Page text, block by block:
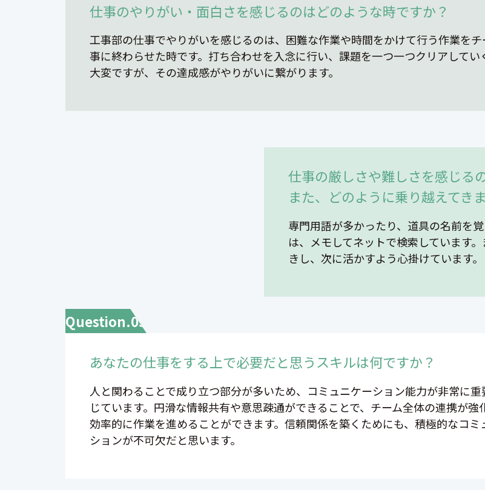
仕事のやりがい・面白さを感じるのはどのような時ですか？
工事部の仕事でやりがいを感じるのは、困難な作業や時間をかけて行う作業を
事に終わらせた時です。打ち合わせを入念に行い、課題を一つ一つクリアしてい
大変ですが、その達成感がやりがいに繋がります。
仕事の厳しさや難しさを感じる
また、どのように乗り越えてき
専門用語が多かったり、道具の名前を
は、メモしてネットで検索しています
きし、次に活かすよう心掛けています。
Question.05
あなたの仕事をする上で必要だと思うスキルは何ですか？
人と関わることで成り立つ部分が多いため、コミュニケーション能力が非常に
じています。円滑な情報共有や意思疎通ができることで、チーム全体の連携が強
効率的に作業を進めることができます。信頼関係を築くためにも、積極的なコミ
ションが不可欠だと思います。